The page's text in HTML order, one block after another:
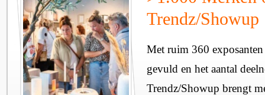
Trendz/Showup
Met ruim 360
gevuld en het aantal
Trendz/Showup brengt